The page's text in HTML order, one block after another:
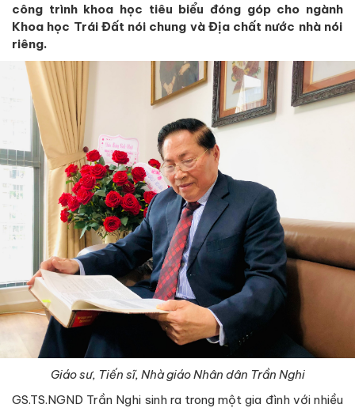
công trình khoa học tiêu biểu đóng góp cho ngành
Khoa học Trái Đất nói chung và Địa chất nước nhànói
riêng.
Giáo sư, Tiến sĩ, Nhà giáo Nhân dân Trần Nghi
GS.TS.NGND Trần Nghi sinh ra trong một gia đình với nhiều